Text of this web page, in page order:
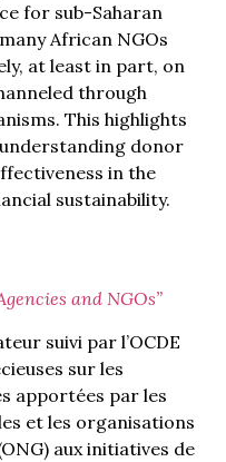
for sub-Saharan
African NGOs
at least in part, on
through
This highlights
donor
in the
sustainability.
and NGOs”
suivi par l’OCDE
sur les
apportées par les
et les organisations
aux initiatives de